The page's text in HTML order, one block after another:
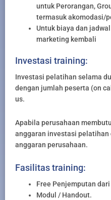
untuk Perorangan,
termasuk akomodasi/
Untuk biaya dan
marketing kembali
Investasi training:
Investasi pelatihan selama
dengan jumlah peserta (on
us.
Apabila perusahaan
anggaran investasi pelatihan
anggaran perusahaan.
Fasilitas training:
Free Penjemputan
Modul / Handout.